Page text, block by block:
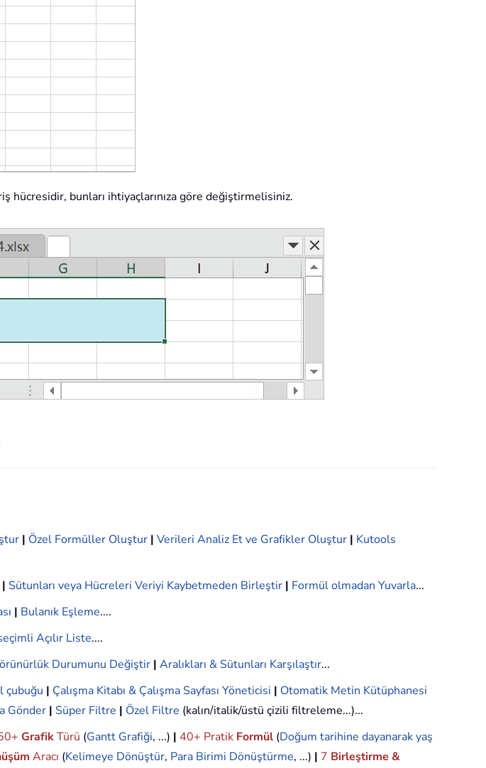
hücresidir, bunları ihtiyaçlarınıza göre değiştirmelisiniz.
| Özel Formüller Oluştur | Verileri Analiz Et ve Grafikler Oluştur | Kutools
| Sütunları veya Hücreleri Veriyi Kaybetmeden Birleştir | Formül olmadan Yuvarla...
| Bulanık Eşleme....
Açılır Liste....
Durumunu Değiştir | Aralıkları & Sütunları Karşılaştır...
çubuğu | Çalışma Kitabı & Çalışma Sayfası Yöneticisi | Otomatik Metin Kütüphanesi
Gönder | Süper Filtre | Özel Filtre (kalın/italik/üstü çizili filtreleme...)...
GrafikTürü (Gantt Grafiği, ...) | 40+ Pratik Formül (Doğum tarihine dayanarak yaş
Aracı (Kelimeye Dönüştür, Para Birimi Dönüştürme, ...) | 7 Birleştirme &